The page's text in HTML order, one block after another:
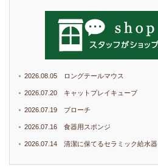
2026.08.05 ロングテールマウス
2026.07.20 キャットプレイキューブ
2026.07.19 ブローチ
2026.07.16 食器用スポンジ
2026.07.14 清潔に保てるセラミック給水器